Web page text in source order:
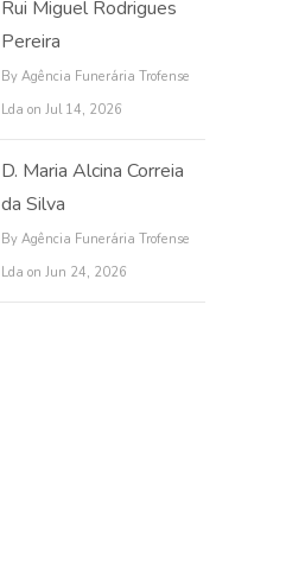
Rui Miguel Rodrigues
Pereira
By Agência Funerária Trofense
Lda on Jul 14, 2026
D. Maria Alcina Correia
da Silva
By Agência Funerária Trofense
Lda on Jun 24, 2026